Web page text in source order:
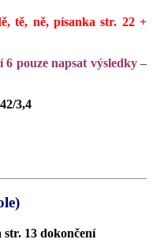
tě, ně, písanka str. 22 +
6 pouze napsat výsledky –
3,4
str. 13 dokončení